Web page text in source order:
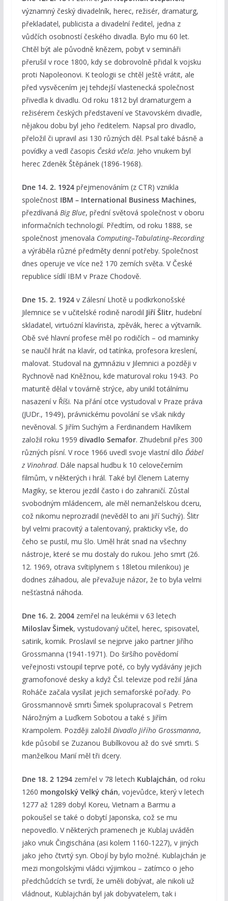
významný český divadelník, herec, režisér, dramaturg,
překladatel, publicista a divadelní ředitel, jedna z
vůdčích osobností českého divadla. Bylo mu 60 let.
Chtěl být ale původně knězem, pobyt v semináři
přerušil v roce 1800, kdy se dobrovolně přidal k vojsku
proti Napoleonovi. K teologii se chtěl ještě vrátit, ale
před vysvěcením jej tehdejší vlastenecká společnost
přivedla k divadlu. Od roku 1812 byl dramaturgem a
režisérem českých představení ve Stavovském divadle,
nějakou dobu byl jeho ředitelem. Napsal pro divadlo,
přeložil či upravil asi 130 různých děl. Psal také básně a
povídky a vedl časopis Česká včela. Jeho vnukem byl
herec Zdeněk Štěpánek (1896-1968).
Dne 14. 2. 1924 přejmenováním (z CTR) vznikla
společnost IBM – International Business Machines,
přezdívaná Big Blue, přední světová společnost v oboru
informačních technologií. Předtím, od roku 1888, se
společnost jmenovala Computing–Tabulating–Recording
a výráběla různé předměty denní potřeby. Společnost
dnes operuje ve více než 170 zemích světa. V České
republice sídlí IBM v Praze Chodově.
Dne 15. 2. 1924v Zálesní Lhotě u podkrkonošské
Jilemnice se v učitelské rodině narodil Jiří Šlitr, hudební
skladatel, virtuózní klavírista, zpěvák, herec a výtvarník.
Obě své hlavní profese měl po rodičích – od maminky
se naučil hrát na klavír, od tatínka, profesora kreslení,
malovat. Studoval na gymnáziu v Jilemnici a později v
Rychnově nad Kněžnou, kde maturoval roku 1943. Po
maturitě dělal v továrně strýce, aby unikl totálnímu
nasazení v Říši. Na přání otce vystudoval v Praze práva
(JUDr., 1949), právnickému povolání se však nikdy
nevěnoval. S Jiřím Suchým a Ferdinandem Havlíkem
založil roku 1959 divadlo Semafor. Zhudebnil přes 300
různých písní. V roce 1966 uvedl svoje vlastní dílo Ďábel
z Vinohrad. Dále napsal hudbu k 10 celovečerním
filmům, v některých i hrál. Také byl členem Laterny
Magiky, se kterou jezdil často i do zahraničí. Zůstal
svobodným mládencem, ale měl nemanželskou dceru,
což nikomu neprozradil (nevěděl to ani Jiří Suchý). Šlitr
byl velmi pracovitý a talentovaný, prakticky vše, do
čeho se pustil, mu šlo. Uměl hrát snad na všechny
nástroje, které se mu dostaly do rukou. Jeho smrt (26.
12. 1969, otrava svítiplynem s 18letou milenkou) je
dodnes záhadou, ale převažuje názor, že to byla velmi
nešťastná náhoda.
Dne 16. 2. 2004 zemřel na leukémii v 63 letech
Miloslav Šimek, vystudovaný učitel, herec, spisovatel,
satirik, komik. Proslavil se nejprve jako partner Jiřího
Grossmanna (1941-1971). Do širšího povědomí
veřejnosti vstoupil teprve poté, co byly vydávány jejich
gramofonové desky a když Čsl. televize pod režií Jána
Roháče začala vysílat jejich semaforské pořady. Po
Grossmannově smrti Šimek spolupracoval s Petrem
Nárožným a Luďkem Sobotou a také s Jiřím
Krampolem. Později založil Divadlo Jiřího Grossmanna,
kde působil se Zuzanou Bubílkovou až do své smrti. S
manželkou Marií měl tři dcery.
Dne 18. 2 1294 zemřel v 78 letech Kublajchán, od roku
1260 mongolský Velký chán, vojevůdce, který v letech
1277 až 1289 dobyl Koreu, Vietnam a Barmu a
pokoušel se také o dobytí Japonska, což se mu
nepovedlo. V některých pramenech je Kublaj uváděn
jako vnuk Čingischána (asi kolem 1160-1227), v jiných
jako jeho čtvrtý syn. Obojí by bylo možné. Kublajchán je
mezi mongolskými vládci výjimkou – zatímco o jeho
předchůdcích se tvrdí, že uměli dobývat, ale nikoli už
vládnout, Kublajchán byl jak dobyvatelem, tak i